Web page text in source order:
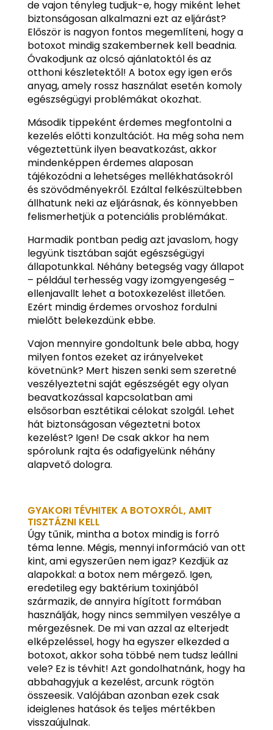
de vajon tényleg tudjuk-e, hogy miként lehet
biztonságosan alkalmazni ezt az eljárást?
Először is nagyon fontos megemlíteni, hogy a
botoxot mindig szakembernek kell beadnia.
Óvakodjunk az olcsó ajánlatoktól és az
otthoni készletektől! A botox egy igen erős
anyag, amely rossz használat esetén komoly
egészségügyi problémákat okozhat.
Második tippeként érdemes megfontolni a
kezelés előtti konzultációt. Ha még soha nem
végeztettünk ilyen beavatkozást, akkor
mindenképpen érdemes alaposan
tájékozódni a lehetséges mellékhatásokról
és szövődményekről. Ezáltal felkészültebben
állhatunk neki az eljárásnak, és könnyebben
felismerhetjük a potenciális problémákat.
Harmadik pontban pedig azt javaslom, hogy
legyünk tisztában saját egészségügyi
állapotunkkal. Néhány betegség vagy állapot
– például terhesség vagy izomgyengeség –
ellenjavallt lehet a botoxkezelést illetően.
Ezért mindig érdemes orvoshoz fordulni
mielőtt belekezdünk ebbe.
Vajon mennyire gondoltunk bele abba, hogy
milyen fontos ezeket az irányelveket
követnünk? Mert hiszen senki sem szeretné
veszélyeztetni saját egészségét egy olyan
beavatkozással kapcsolatban ami
elsősorban esztétikai célokat szolgál. Lehet
hát biztonságosan végeztetni botox
kezelést? Igen! De csak akkor ha nem
spórolunk rajta és odafigyelünk néhány
alapvető dologra.
GYAKORI TÉVHITEK A BOTOXRÓL, AMIT
TISZTÁZNI KELL
Úgy tűnik, mintha a botox mindig is forró
téma lenne. Mégis, mennyi információ van ott
kint, ami egyszerűen nem igaz? Kezdjük az
alapokkal: a botox nem mérgező. Igen,
eredetileg egy baktérium toxinjából
származik, de annyira hígított formában
használják, hogy nincs semmilyen veszélye a
mérgezésnek. De mi van azzal az elterjedt
elképzeléssel, hogy ha egyszer elkezded a
botoxot, akkor soha többé nem tudsz leállni
vele? Ez is tévhit! Azt gondolhatnánk, hogy ha
abbahagyjuk a kezelést, arcunk rögtön
összeesik. Valójában azonban ezek csak
ideiglenes hatások és teljes mértékben
visszaújulnak.